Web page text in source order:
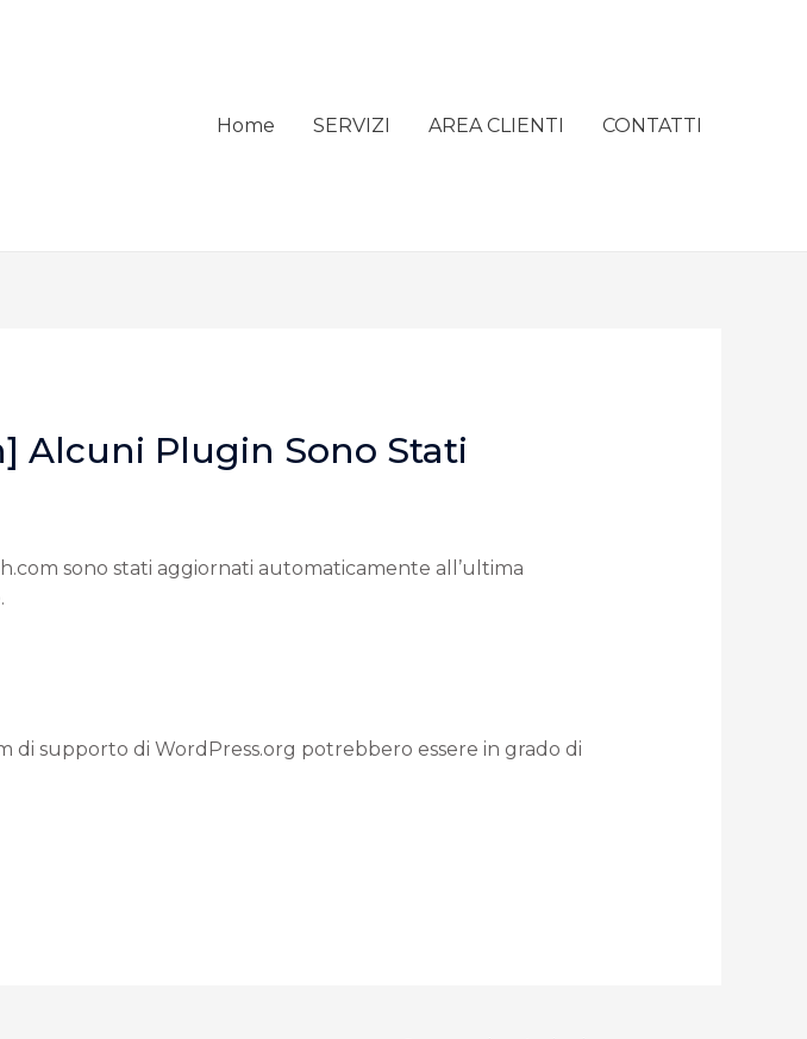
Home SERVIZI AREA CLIENTI CONTATTI
Alcuni Plugin Sono Stati
sono stati aggiornati automaticamente all’ultima
supporto di WordPress.org potrebbero essere in grado di